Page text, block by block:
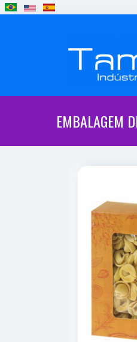
EMBALAGEM